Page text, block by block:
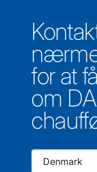
for at
om